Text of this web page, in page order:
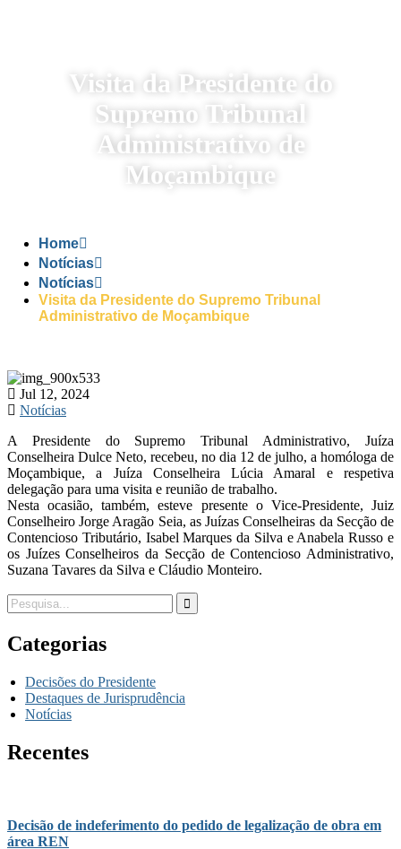
Visita da Presidente do
Supremo Tribunal
Administrativo de
Moçambique
Home
Notícias
Notícias
Visita da Presidente do Supremo Tribunal
Administrativo de Moçambique
Jul 12, 2024
Notícias
A Presidente do Supremo Tribunal Administrativo, Juíza
Conselheira Dulce Neto, recebeu, no dia 12 de julho, a homóloga de
Moçambique, a Juíza Conselheira Lúcia Amaral e respetiva
delegação para uma visita e reunião de trabalho.
Nesta ocasião, também, esteve presente o Vice-Presidente, Juiz
Conselheiro Jorge Aragão Seia, as Juízas Conselheiras da Secção de
Contencioso Tributário, Isabel Marques da Silva e Anabela Russo e
os Juízes Conselheiros da Secção de Contencioso Administrativo,
Suzana Tavares da Silva e Cláudio Monteiro.
Categorias
Decisões do Presidente
Destaques de Jurisprudência
Notícias
Recentes
Decisão de indeferimento do pedido de legalização de obra em
área REN